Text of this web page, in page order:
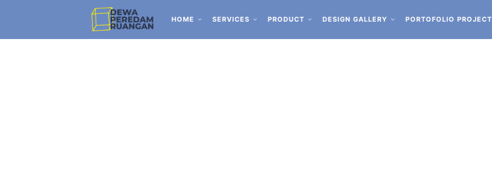
HOME SERVICES PRODUCT DESIGN GALLERY PORTOFOLIO PROJECT